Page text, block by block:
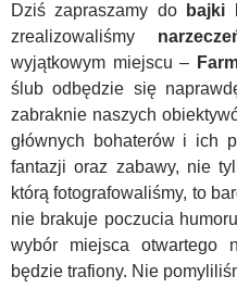
Dziś zapraszamy do bajki
zrealizowaliśmy
wyjątkowym miejscu –
ślub odbędzie się
zabraknie naszych
głównych bohaterów i ich
fantazji oraz zabawy, nie
którą fotografowaliśmy, to
nie brakuje poczucia
wybór miejsca otwartego
będzie trafiony. Nie